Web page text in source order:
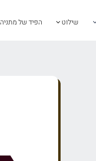
שילוט הפיד של מתניה